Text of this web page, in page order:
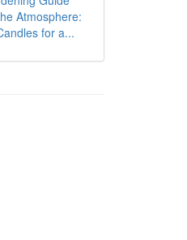
Atmosphere:
for a...